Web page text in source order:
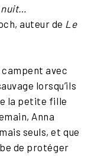
nuit…
auteur de Le
avec
lorsqu’ils
la petite fille
Anna
seuls, et que
de protéger